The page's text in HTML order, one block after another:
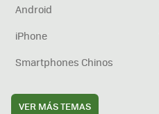
Android
iPhone
Smartphones Chinos
VER MÁS TEMAS